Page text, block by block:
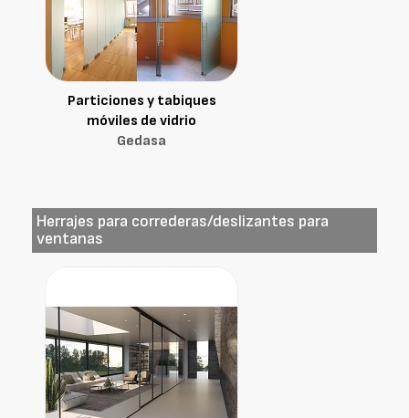
Particiones y tabiques
móviles de vidrio
Gedasa
Herrajes para correderas/deslizantes para
ventanas